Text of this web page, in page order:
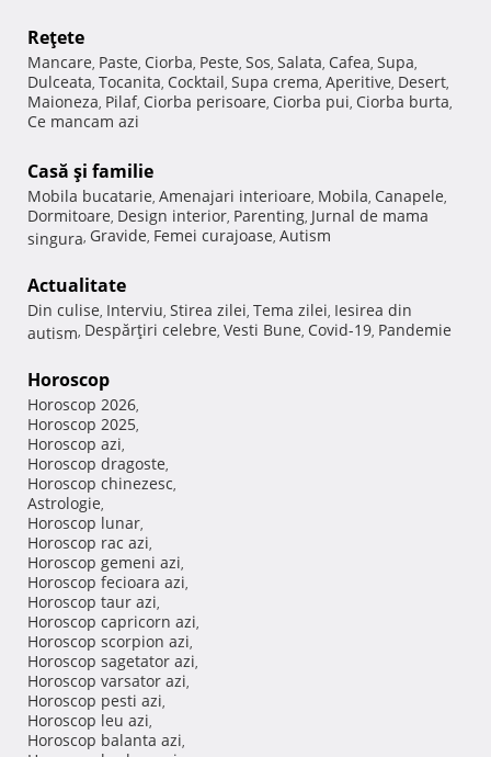
Reţete
Mancare, Paste, Ciorba, Peste, Sos, Salata, Cafea, Supa,
Dulceata, Tocanita, Cocktail, Supa crema, Aperitive, Desert,
Maioneza, Pilaf, Ciorba perisoare, Ciorba pui, Ciorba burta,
Ce mancam azi
Casă şi familie
Mobila bucatarie, Amenajari interioare, Mobila, Canapele,
Dormitoare, Design interior, Parenting, Jurnal de mama
singura, Gravide, Femei curajoase, Autism
Actualitate
Din culise, Interviu, Stirea zilei, Tema zilei, Iesirea din
autism, Despărţiri celebre, Vesti Bune, Covid-19, Pandemie
Horoscop
Horoscop 2026,
Horoscop 2025,
Horoscop azi,
Horoscop dragoste,
Horoscop chinezesc,
Astrologie,
Horoscop lunar,
Horoscop rac azi,
Horoscop gemeni azi,
Horoscop fecioara azi,
Horoscop taur azi,
Horoscop capricorn azi,
Horoscop scorpion azi,
Horoscop sagetator azi,
Horoscop varsator azi,
Horoscop pesti azi,
Horoscop leu azi,
Horoscop balanta azi,